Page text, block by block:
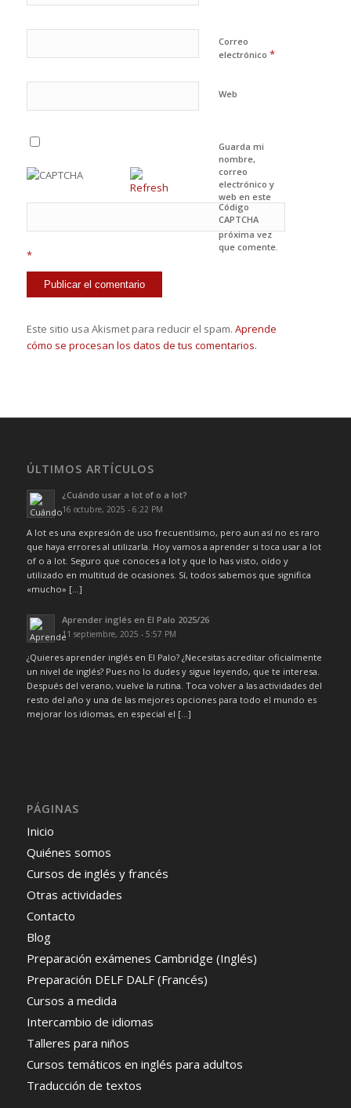
Correo
electrónico *
Web
Guarda mi
nombre,
correo
electrónico y
web en este
navegador
para la
próxima vez
que comente.
Código
CAPTCHA
*
Este sitio usa Akismet para reducir el spam. Aprende
cómo se procesan los datos de tus comentarios.
ÚLTIMOS ARTÍCULOS
¿Cuándo usar a lot of o a lot?
16 octubre, 2025 - 6:22 PM
A lot es una expresión de uso frecuentísimo, pero aun así no es raro
que haya errores al utilizarla. Hoy vamos a aprender si toca usar a lot
of o a lot. Seguro que conoces a lot y que lo has visto, oído y
utilizado en multitud de ocasiones. Sí, todos sabemos que significa
«mucho» […]
Aprender inglés en El Palo 2025/26
11 septiembre, 2025 - 5:57 PM
¿Quieres aprender inglés en El Palo? ¿Necesitas acreditar oficialmente
un nivel de inglés? Pues no lo dudes y sigue leyendo, que te interesa.
Después del verano, vuelve la rutina. Toca volver a las actividades del
resto del año y una de las mejores opciones para todo el mundo es
mejorar los idiomas, en especial el […]
PÁGINAS
Inicio
Quiénes somos
Cursos de inglés y francés
Otras actividades
Contacto
Blog
Preparación exámenes Cambridge (Inglés)
Preparación DELF DALF (Francés)
Cursos a medida
Intercambio de idiomas
Talleres para niños
Cursos temáticos en inglés para adultos
Traducción de textos